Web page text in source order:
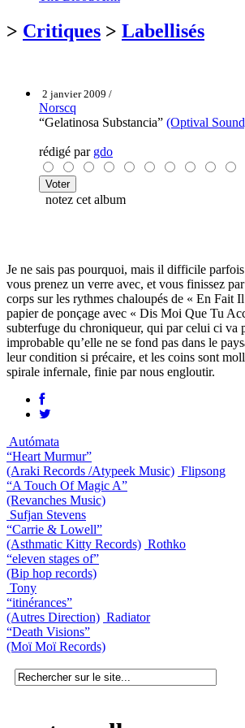
> Critiques > Labellisés
2 janvier 2009 /
Norscq
“Gelatinosa Substancia” (Optival
rédigé par gdo
notez cet album
Je ne sais pas pourquoi, mais il difficile
vous prenez un verre avec, et vous finissez
corps sur les rythmes chaloupés de « En Fait
papier de ponçage avec « Dis Moi Que Tu
subterfuge du chroniqueur, qui par celui ci va
improbable qu’elle ne se fond pas dans le
leur condition si précaire, et les coins sont
spirale infernale, finie par nous engloutir.
Autómata
“Heart Murmur”
(Araki Records /Atypeek Music) Flipsong
“A Touch Of Magic A”
(Revanches Music)
Sufjan Stevens
“Carrie & Lowell”
(Asthmatic Kitty Records) Rothko
“eleven stages of”
(Bip hop records)
Tony
“itinérances”
(Autres Direction) Radiator
“Death Visions”
(Moï Moï Records)